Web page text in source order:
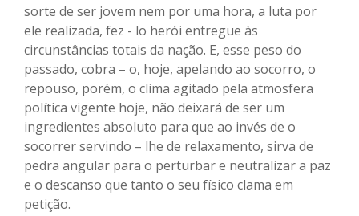
sorte de ser jovem nem por uma hora, a luta por
ele realizada, fez - lo herói entregue às
circunstâncias totais da nação. E, esse peso do
passado, cobra – o, hoje, apelando ao socorro, o
repouso, porém, o clima agitado pela atmosfera
política vigente hoje, não deixará de ser um
ingredientes absoluto para que ao invés de o
socorrer servindo – lhe de relaxamento, sirva de
pedra angular para o perturbar e neutralizar a paz
e o descanso que tanto o seu físico clama em
petição.